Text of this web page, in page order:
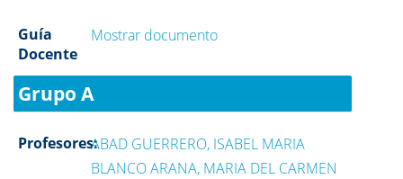
Guía
Docente
Mostrar documento
Grupo A
Profesores:ABAD GUERRERO, ISABEL MARIA
BLANCO ARANA, MARIA DEL CARMEN